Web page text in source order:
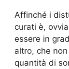
Affinché i
curati è,
essere in
altro, che
quantità di